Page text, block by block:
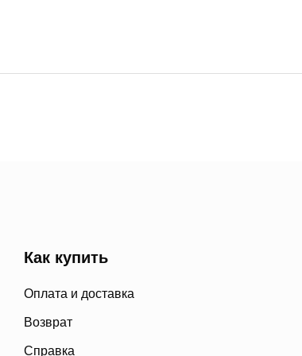
Как купить
Оплата и доставка
Возврат
Справка